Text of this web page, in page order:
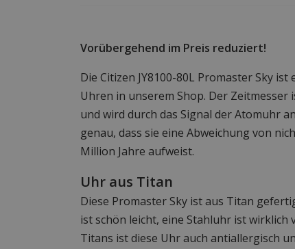
Vorübergehend im Preis reduziert!
Die Citizen JY8100-80L Promaster Sky
Uhren in unserem Shop. Der
und wird durch das Signal der Atomuhr
genau, dass sie eine Abweichung von
Million Jahre aufweist.
Uhr aus Titan
Diese Promaster Sky ist aus Titan
ist schön leicht, eine Stahluhr ist wirklich
Titans ist diese Uhr auch antiallergisch